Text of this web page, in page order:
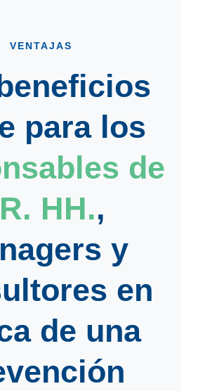
VENTAJAS
para los
de
HH.,
y
en
de una